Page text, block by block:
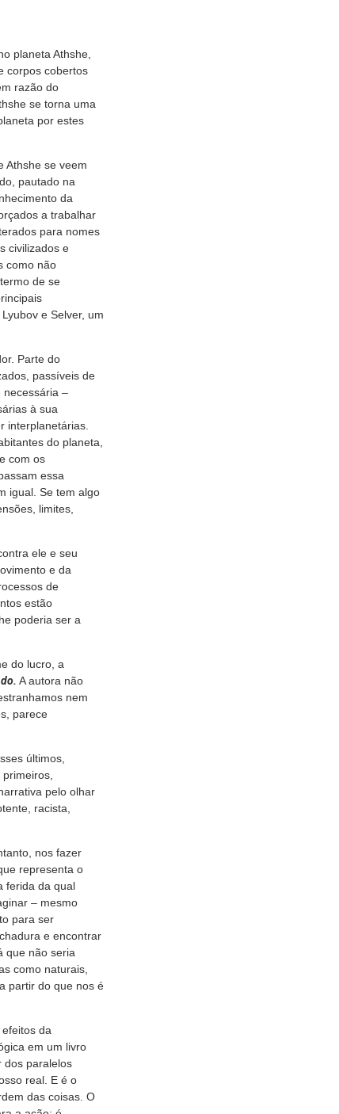
planeta Athshe,
corpos cobertos
razão do
se torna uma
por estes
Athshe se veem
pautado na
da
a trabalhar
para nomes
civilizados e
como não
de se
e Selver, um
Parte do
passíveis de
necessária –
à sua
interplanetárias.
do planeta,
com os
essa
igual. Se tem algo
limites,
ele e seu
e da
de
estão
poderia ser a
do lucro, a
A autora não
nem
parece
últimos,
pelo olhar
racista,
nos fazer
representa o
ferida da qual
– mesmo
para ser
e encontrar
que não seria
como naturais,
partir do que nos é
da
em um livro
dos paralelos
real. E é o
das coisas. O